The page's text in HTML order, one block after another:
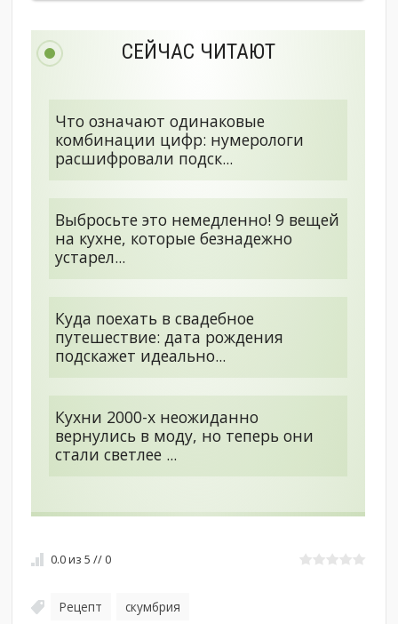
СЕЙЧАС ЧИТАЮТ
Что означают одинаковые
комбинации цифр: нумерологи
расшифровали подск...
Выбросьте это немедленно! 9 вещей
на кухне, которые безнадежно
устарел...
Куда поехать в свадебное
путешествие: дата рождения
подскажет идеально...
Кухни 2000-х неожиданно
вернулись в моду, но теперь они
стали светлее ...
0.0из5 // 0
Рецепт скумбрия